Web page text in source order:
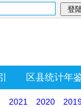
区县统计年
2021 2020